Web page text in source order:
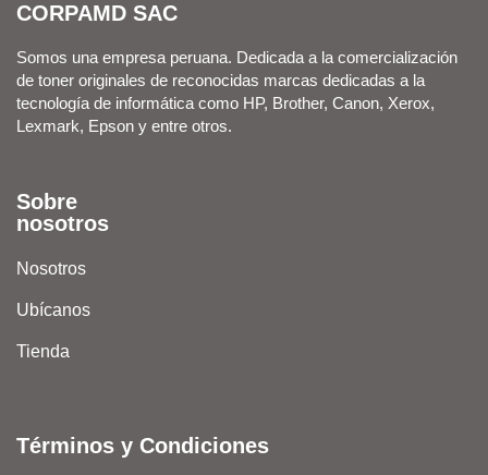
CORPAMD SAC
Somos una empresa peruana. Dedicada a la comercialización
de toner originales de reconocidas marcas dedicadas a la
tecnología de informática como HP, Brother, Canon, Xerox,
Lexmark, Epson y entre otros.
Sobre
nosotros
Nosotros
Ubícanos
Tienda
Términos y Condiciones